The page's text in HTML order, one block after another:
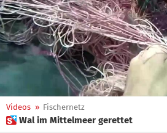
Videos » Fischernetz
 Wal im Mittelmeer gerettet